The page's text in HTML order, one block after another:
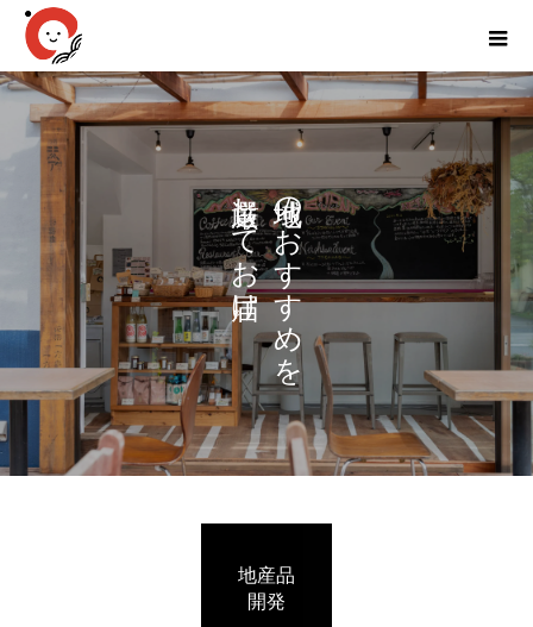
地域のおすすめを
厳選してお届け。
地産品
開発